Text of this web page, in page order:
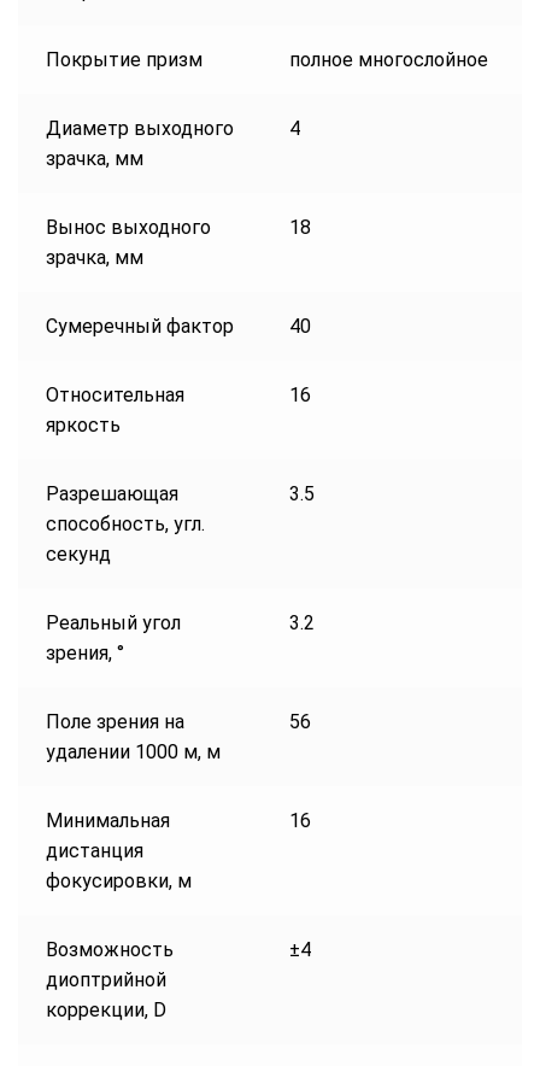
Покрытие призм полное многослойное
Диаметр выходного
зрачка, мм
4
Вынос выходного
зрачка, мм
18
Сумеречный фактор 40
Относительная
яркость
16
Разрешающая
способность, угл.
секунд
3.5
Реальный угол
зрения, °
3.2
Поле зрения на
удалении 1000 м, м
56
Минимальная
дистанция
фокусировки, м
16
Возможность
диоптрийной
коррекции, D
±4